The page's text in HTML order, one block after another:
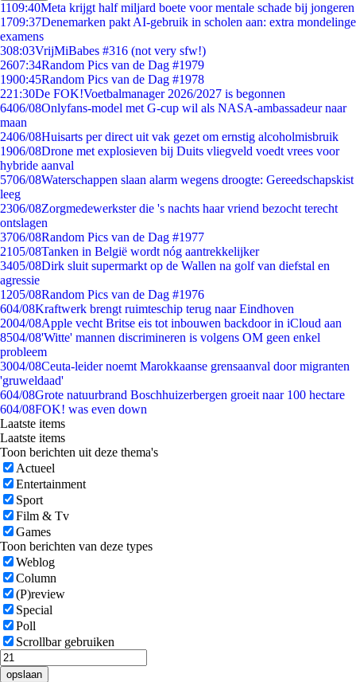
1109:40Meta krijgt half miljard boete voor mentale schade bij jongeren
1709:37Denemarken pakt AI-gebruik in scholen aan: extra mondelinge
examens
308:03VrijMiBabes #316 (not very sfw!)
2607:34Random Pics van de Dag #1979
1900:45Random Pics van de Dag #1978
221:30De FOK!Voetbalmanager 2026/2027 is begonnen
6406/08Onlyfans-model met G-cup wil als NASA-ambassadeur naar
maan
2406/08Huisarts per direct uit vak gezet om ernstig alcoholmisbruik
1906/08Drone met explosieven bij Duits vliegveld voedt vrees voor
hybride aanval
5706/08Waterschappen slaan alarm wegens droogte: Gereedschapskist
leeg
2306/08Zorgmedewerkster die 's nachts haar vriend bezocht terecht
ontslagen
3706/08Random Pics van de Dag #1977
2105/08Tanken in België wordt nóg aantrekkelijker
3405/08Dirk sluit supermarkt op de Wallen na golf van diefstal en
agressie
1205/08Random Pics van de Dag #1976
604/08Kraftwerk brengt ruimteschip terug naar Eindhoven
2004/08Apple vecht Britse eis tot inbouwen backdoor in iCloud aan
8504/08'Witte' mannen discrimineren is volgens OM geen enkel
probleem
3004/08Ceuta-leider noemt Marokkaanse grensaanval door migranten
'gruweldaad'
604/08Grote natuurbrand Boschhuizerbergen groeit naar 100 hectare
604/08FOK! was even down
Laatste items
Laatste items
Toon berichten uit deze thema's
Actueel
Entertainment
Sport
Film & Tv
Games
Toon berichten van deze types
Weblog
Column
(P)review
Special
Poll
Scrollbar gebruiken
opslaan